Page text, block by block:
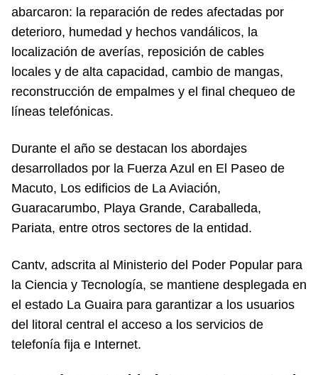
abarcaron: la reparación de redes afectadas por
deterioro, humedad y hechos vandálicos, la
localización de averías, reposición de cables
locales y de alta capacidad, cambio de mangas,
reconstrucción de empalmes y el final chequeo de
líneas telefónicas.
Durante el año se destacan los abordajes
desarrollados por la Fuerza Azul en El Paseo de
Macuto, Los edificios de La Aviación,
Guaracarumbo, Playa Grande, Caraballeda,
Pariata, entre otros sectores de la entidad.
Cantv, adscrita al Ministerio del Poder Popular para
la Ciencia y Tecnología, se mantiene desplegada en
el estado La Guaira para garantizar a los usuarios
del litoral central el acceso a los servicios de
telefonía fija e Internet.